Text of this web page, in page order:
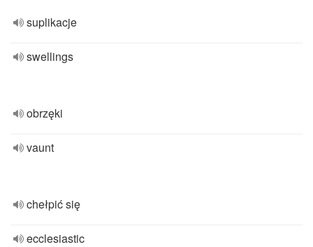
suplikacje
swellings
obrzęki
vaunt
chełpić się
ecclesiastic